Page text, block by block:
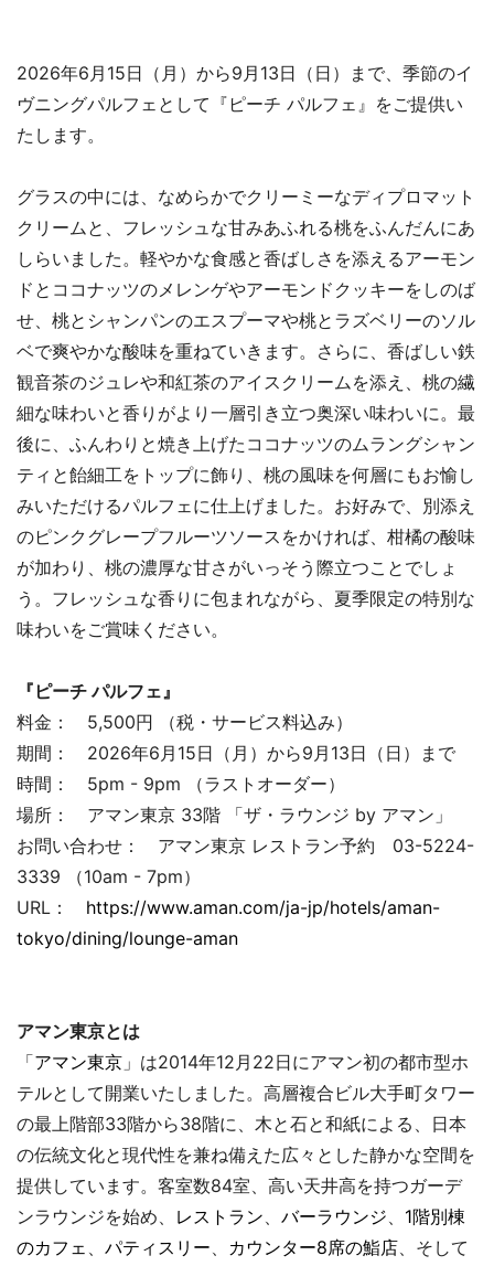
2026年6月15日（月）から9月13日（日）まで、季節のイ
ヴニングパルフェとして『ピーチ パルフェ』をご提供い
たします。
グラスの中には、なめらかでクリーミーなディプロマット
クリームと、フレッシュな甘みあふれる桃をふんだんにあ
しらいました。軽やかな食感と香ばしさを添えるアーモン
ドとココナッツのメレンゲやアーモンドクッキーをしのば
せ、桃とシャンパンのエスプーマや桃とラズベリーのソル
ベで爽やかな酸味を重ねていきます。さらに、香ばしい鉄
観音茶のジュレや和紅茶のアイスクリームを添え、桃の繊
細な味わいと香りがより一層引き立つ奥深い味わいに。最
後に、ふんわりと焼き上げたココナッツのムラングシャン
ティと飴細工をトップに飾り、桃の風味を何層にもお愉し
みいただけるパルフェに仕上げました。お好みで、別添え
のピンクグレープフルーツソースをかければ、柑橘の酸味
が加わり、桃の濃厚な甘さがいっそう際立つことでしょ
う。フレッシュな香りに包まれながら、夏季限定の特別な
味わいをご賞味ください。
『ピーチ パルフェ』
料金： 5,500円 （税・サービス料込み）
期間： 2026年6月15日（月）から9月13日（日）まで
時間： 5pm - 9pm （ラストオーダー）
場所： アマン東京 33階 「ザ・ラウンジ by アマン」
お問い合わせ： アマン東京 レストラン予約 03-5224-
3339 （10am - 7pm）
URL： https://www.aman.com/ja-jp/hotels/aman-
tokyo/dining/lounge-aman
アマン東京とは
「アマン東京 」は2014年12月22日にアマン初の都市型ホ
テルとして開業いたしました。高層複合ビル大手町タワー
の最上階部33階から38階に、木と石と和紙による、日本
の伝統文化と現代性を兼ね備えた広々とした静かな空間を
提供しています。客室数84室、高い天井高を持つガーデ
ンラウンジを始め、 レストラン バーラウンジ
1階別棟
のカフェ
パティスリー カウンター8席の鮨店 、そして